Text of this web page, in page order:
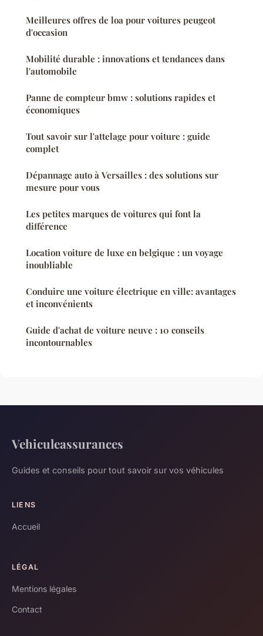
Meilleures offres de loa pour voitures peugeot
d'occasion
Mobilité durable : innovations et tendances dans
l'automobile
Panne de compteur bmw : solutions rapides et
économiques
Tout savoir sur l'attelage pour voiture : guide
complet
Dépannage auto à Versailles : des solutions sur
mesure pour vous
Les petites marques de voitures qui font la
différence
Location voiture de luxe en belgique : un voyage
inoubliable
Conduire une voiture électrique en ville: avantages
et inconvénients
Guide d'achat de voiture neuve : 10 conseils
incontournables
Vehiculeassurances
Guides et conseils pour tout savoir sur vos véhicules
LIENS
Accueil
LÉGAL
Mentions légales
Contact